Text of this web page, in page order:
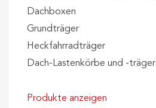
Dachboxen
Grundträger
Heckfahrradträger
Dach-Lastenkörbe und -träger
Produkte anzeigen